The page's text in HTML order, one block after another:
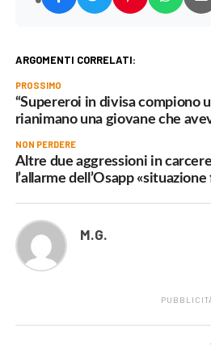
ARGOMENTI CORRELATI:
PROSSIMO
“Supereroi in divisa compiono
rianimano una giovane che
NON PERDERE
Altre due aggressioni in
l’allarme dell’Osapp
M.G.